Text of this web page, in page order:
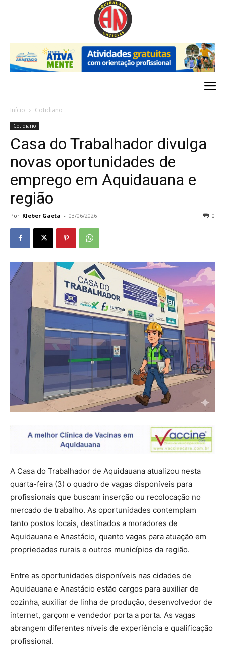
Início Cotidiano
Cotidiano
Casa do Trabalhador divulga
novas oportunidades de
emprego em Aquidauana e
região
Por Kleber Gaeta - 03/06/2026 0
A Casa do Trabalhador de Aquidauana atualizou nesta
quarta-feira (3) o quadro de vagas disponíveis para
profissionais que buscam inserção ou recolocação no
mercado de trabalho. As oportunidades contemplam
tanto postos locais, destinados a moradores de
Aquidauana e Anastácio, quanto vagas para atuação em
propriedades rurais e outros municípios da região.
Entre as oportunidades disponíveis nas cidades de
Aquidauana e Anastácio estão cargos para auxiliar de
cozinha, auxiliar de linha de produção, desenvolvedor de
internet, garçom e vendedor porta a porta. As vagas
abrangem diferentes níveis de experiência e qualificação
profissional.